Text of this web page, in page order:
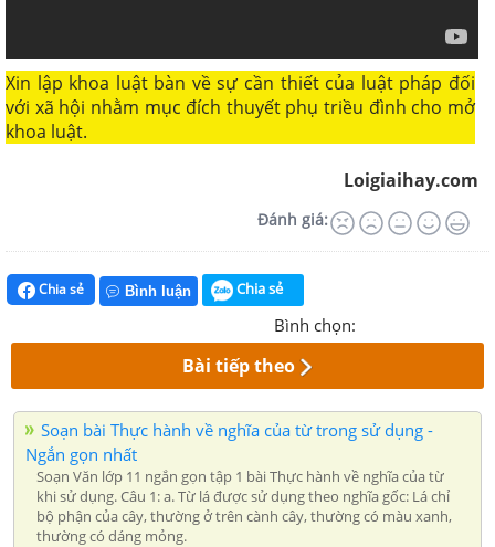
Xin lập khoa luật bàn về sự cần thiết của luật pháp đối
với xã hội nhằm mục đích thuyết phụ triều đình cho mở
khoa luật.
Loigiaihay.com
Đánh giá:
Chia sẻ Bình luận Chia sẻ
Bình chọn:
Bài tiếp theo
Soạn bài Thực hành về nghĩa của từ trong sử dụng -
Ngắn gọn nhất
Soạn Văn lớp 11 ngắn gọn tập 1 bài Thực hành về nghĩa của từ
khi sử dụng. Câu 1: a. Từ lá được sử dụng theo nghĩa gốc: Lá chỉ
bộ phận của cây, thường ở trên cành cây, thường có màu xanh,
thường có dáng mỏng.